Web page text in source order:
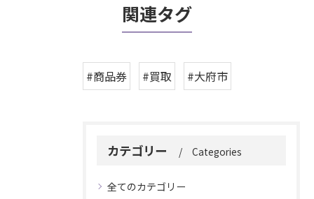
関連タグ
#商品券 #買取 #大府市
カテゴリー Categories
全てのカテゴリー